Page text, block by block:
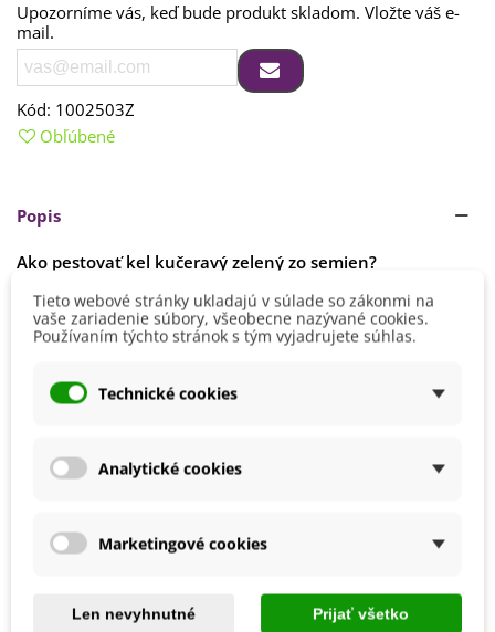
Upozorníme vás, keď bude produkt skladom. Vložte váš e-
mail.
Kód: 1002503Z
Obľúbené
Popis
Ako pestovať kel kučeravý zelený zo semien?
Semená vysievame od mája do júna v radoch. Rastliny
mali byť od seba vzdialené 50 cm. Spon 50 x 50 cm.
Čítaj viac
Detaily produktu
Tieto webové stránky ukladajú v súlade so zákonmi na
vaše zariadenie súbory, všeobecne nazývané cookies.
Používaním týchto stránok s tým vyjadrujete súhlas.
Technické cookies
Analytické cookies
Marketingové cookies
Len nevyhnutné Prijať všetko